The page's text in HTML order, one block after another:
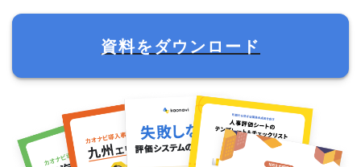
資料をダウンロード